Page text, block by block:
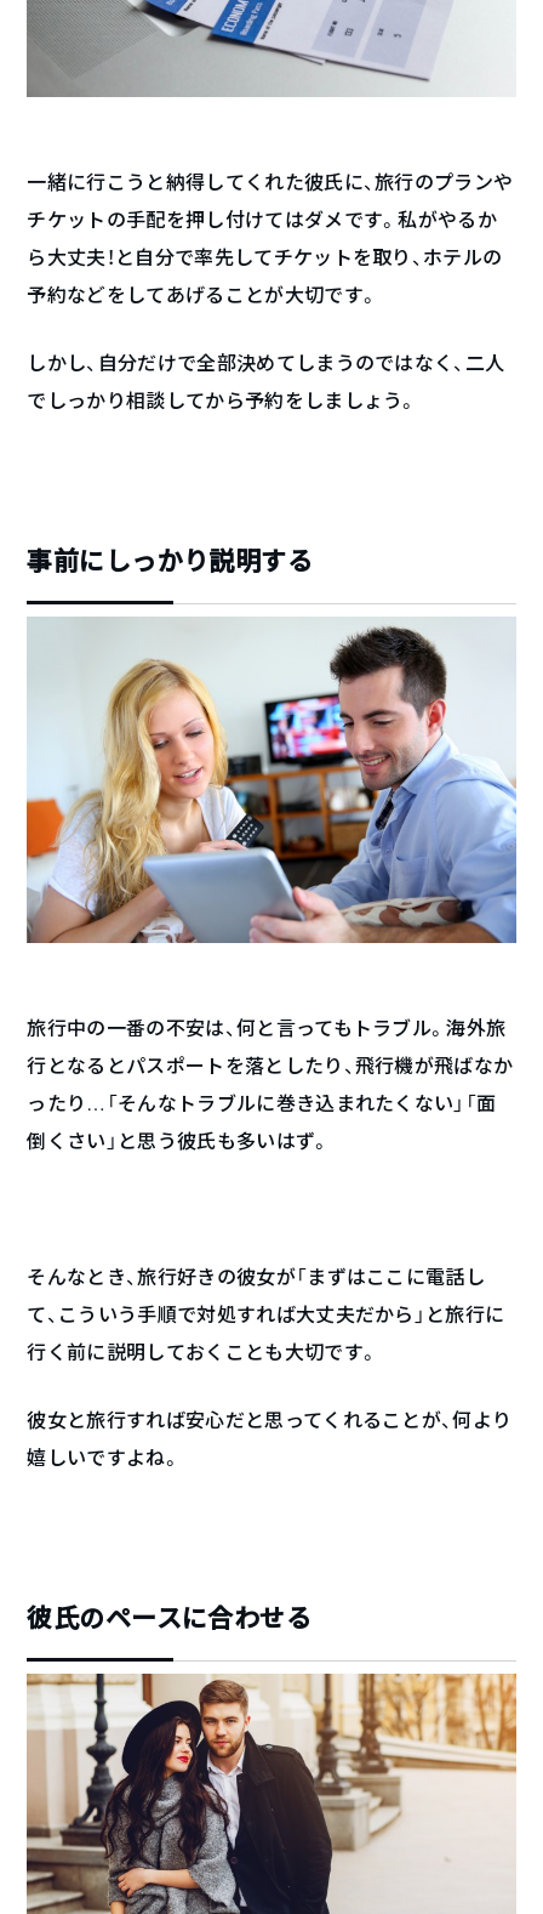
一緒に行こうと納得してくれた彼氏に、旅行のプランや
チケットの手配を押し付けてはダメです。私がやるか
ら大丈夫！と自分で率先してチケットを取り、ホテルの
予約などをしてあげることが大切です。
しかし、自分だけで全部決めてしまうのではなく、二人
でしっかり相談してから予約をしましょう。
事前にしっかり説明する
旅行中の一番の不安は、何と言ってもトラブル。海外旅
行となるとパスポートを落としたり、飛行機が飛ばなか
ったり…「そんなトラブルに巻き込まれたくない」「面
倒くさい」と思う彼氏も多いはず。
そんなとき、旅行好きの彼女が「まずはここに電話し
て、こういう手順で対処すれば大丈夫だから」と旅行に
行く前に説明しておくことも大切です。
彼女と旅行すれば安心だと思ってくれることが、何より
嬉しいですよね。
彼氏のペースに合わせる